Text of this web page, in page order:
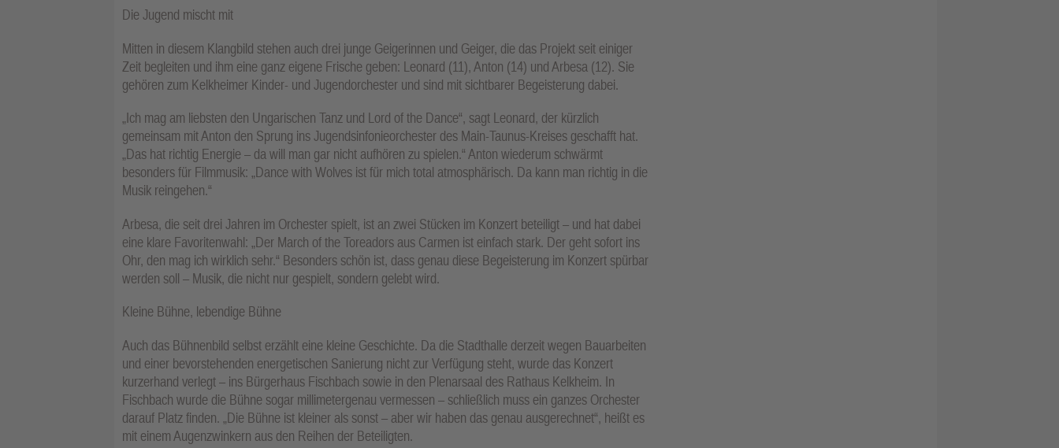
Die Jugend mischt mit
Mitten in diesem Klangbild stehen auch drei junge Geigerinnen und Geiger, die das Projekt seit einiger
Zeit begleiten und ihm eine ganz eigene Frische geben: Leonard (11), Anton (14) und Arbesa (12). Sie
gehören zum Kelkheimer Kinder- und Jugendorchester und sind mit sichtbarer Begeisterung dabei.
„Ich mag am liebsten den Ungarischen Tanz und Lord of the Dance“, sagt Leonard, der kürzlich
gemeinsam mit Anton den Sprung ins Jugendsinfonieorchester des Main-Taunus-Kreises geschafft hat.
„Das hat richtig Energie – da will man gar nicht aufhören zu spielen.“ Anton wiederum schwärmt
besonders für Filmmusik: „Dance with Wolves ist für mich total atmosphärisch. Da kann man richtig in die
Musik reingehen.“
Arbesa, die seit drei Jahren im Orchester spielt, ist an zwei Stücken im Konzert beteiligt – und hat dabei
eine klare Favoritenwahl: „Der March of the Toreadors aus Carmen ist einfach stark. Der geht sofort ins
Ohr, den mag ich wirklich sehr.“ Besonders schön ist, dass genau diese Begeisterung im Konzert spürbar
werden soll – Musik, die nicht nur gespielt, sondern gelebt wird.
Kleine Bühne, lebendige Bühne
Auch das Bühnenbild selbst erzählt eine kleine Geschichte. Da die Stadthalle derzeit wegen Bauarbeiten
und einer bevorstehenden energetischen Sanierung nicht zur Verfügung steht, wurde das Konzert
kurzerhand verlegt – ins Bürgerhaus Fischbach sowie in den Plenarsaal des Rathaus Kelkheim. In
Fischbach wurde die Bühne sogar millimetergenau vermessen – schließlich muss ein ganzes Orchester
darauf Platz finden. „Die Bühne ist kleiner als sonst – aber wir haben das genau ausgerechnet“, heißt es
mit einem Augenzwinkern aus den Reihen der Beteiligten.